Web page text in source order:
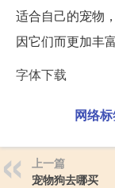
适合自己的宠物
因它们而更加丰
字体下载
网络标
上一篇
宠物狗去哪买